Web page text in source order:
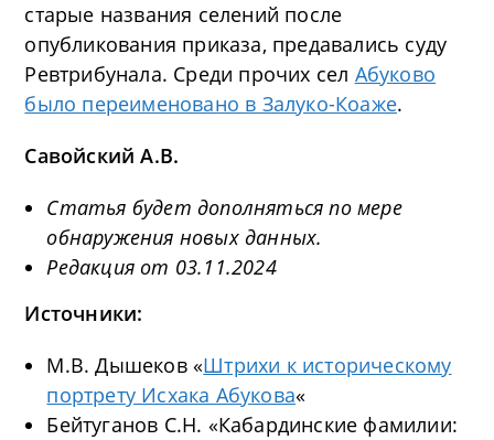
старые названия селений после
опубликования приказа, предавались суду
Ревтрибунала. Среди прочих сел Абуково
было переименовано в Залуко-Коаже.
Савойский А.В.
Статья будет дополняться по мере
обнаружения новых данных.
Редакция от 03.11.2024
Источники:
М.В. Дышеков «Штрихи к историческому
портрету Исхака Абукова«
Бейтуганов С.Н. «Кабардинские фамилии: